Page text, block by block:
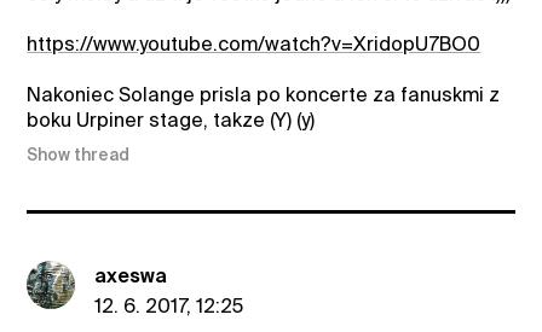
https://www.youtube.com/watch?v=XridopU7BO0
Nakoniec Solange prisla po koncerte za fanuskmi z
boku Urpiner stage, takze (Y) (y)
Show thread
axeswa
12. 6. 2017, 12:25